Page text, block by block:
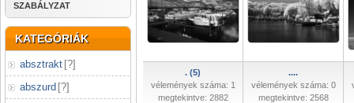
SZABÁLYZAT
KATEGÓRIÁK
absztrakt [?]
abszurd [?]
. (5)
vélemények száma: 1
megtekintve: 2882
....
vélemények száma: 0
megtekintve: 2568